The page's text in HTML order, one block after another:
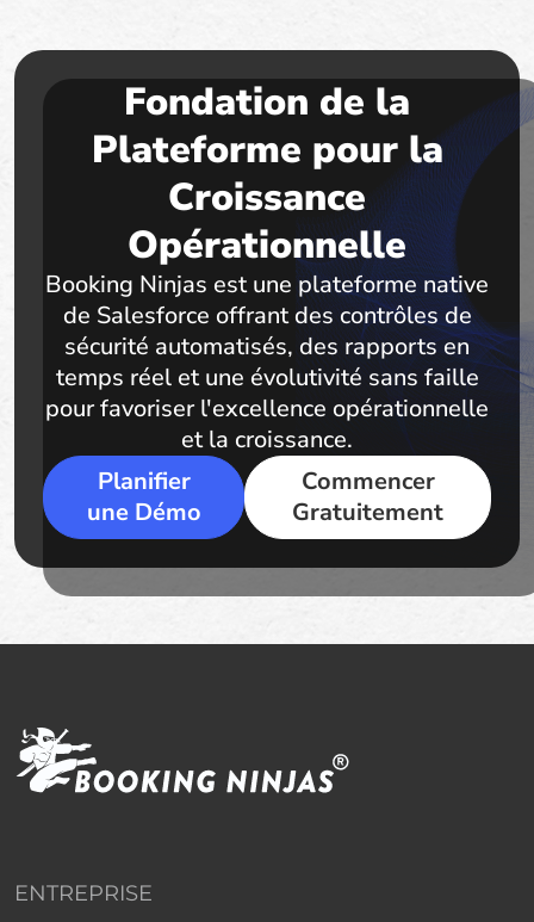
Fondation de la
Plateforme pour la
Croissance
Opérationnelle
Booking Ninjas est une plateforme native
de Salesforce offrant des contrôles de
sécurité automatisés, des rapports en
temps réel et une évolutivité sans faille
pour favoriser l'excellence opérationnelle
et la croissance.
Planifier
une Démo
Commencer
Gratuitement
ENTREPRISE